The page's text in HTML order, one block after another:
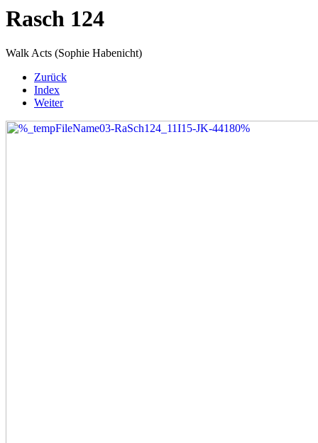
Rasch 124
Walk Acts (Sophie Habenicht)
Zurück
Index
Weiter